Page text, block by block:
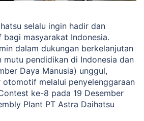
selalu ingin hadir dan
masyarakat Indonesia.
dalam dukungan berkelanjutan
mutu pendidikan di Indonesia dan
Daya Manusia) unggul,
otomotif melalui penyelenggaraan
ke-8 pada 19 Desember
Plant PT Astra Daihatsu